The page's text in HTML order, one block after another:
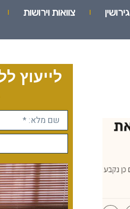
גירושין צוואות וירושות
לייעוץ